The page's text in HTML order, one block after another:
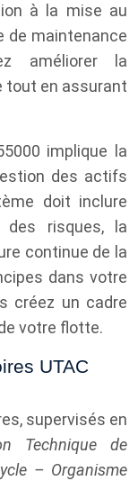
à la mise au
de maintenance
améliorer la
tout en assurant
implique la
des actifs
doit inclure
des risques, la
continue de la
dans votre
créez un cadre
votre flotte.
UTAC
supervisés en
Technique de
– Organisme